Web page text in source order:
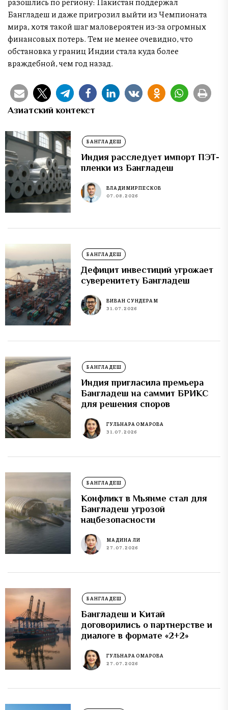
Бангладеш и даже пригрозил выйти из Чемпионата
мира, хотя такой шаг маловероятен из-за огромных
финансовых потерь. Тем не менее очевидно, что
обстановка у границ Индии стала куда более
враждебной, чем год назад.
Азиатский контекст
БАНГЛАДЕШ
Индия расследует импорт ПЭТ-
пленки из Бангладеш
ВЛАДИМИР ПЕСКОВ
07.08.2026
БАНГЛАДЕШ
Дефицит инвестиций угрожает
суверенитету Бангладеш
ВИВАН СУНДЕРАМ
31.07.2026
БАНГЛАДЕШ
Индия пригласила премьера
Бангладеш на саммит БРИКС
для решения споров
ГУЛЬНАРА ОМАРОВА
31.07.2026
БАНГЛАДЕШ
Конфликт в Мьянме стал для
Бангладеш угрозой
нацбезопасности
МАДИНА ЛИ
27.07.2026
БАНГЛАДЕШ
Бангладеш и Китай
договорились о партнерстве и
диалоге в формате «2+2»
ГУЛЬНАРА ОМАРОВА
27.07.2026